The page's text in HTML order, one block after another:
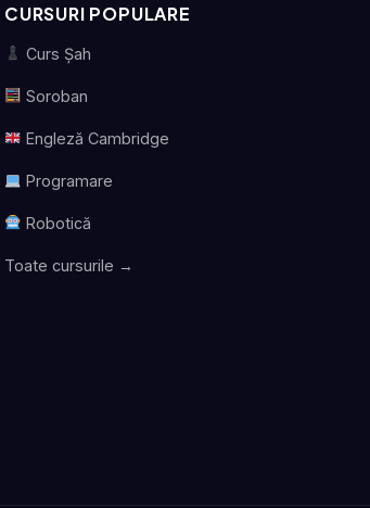
CURSURI POPULARE
Curs Șah
Soroban
Engleză Cambridge
Programare
Robotică
Toate cursurile →